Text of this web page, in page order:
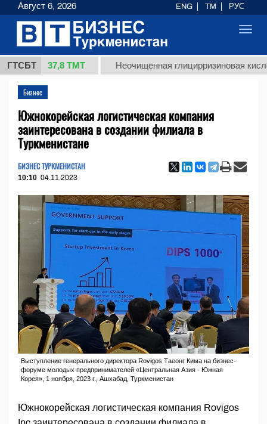
ГТСБТ
37,8 ТМТ Неочищенная глицирризиновая кислота
Бизнес
Южнокорейская логистическая компания
заинтересована в создании филиала в
Туркменистане
БИЗНЕС ТУРКМЕНИСТАН
10:10 04.11.2023
Выступление генерального директора Rovigos Таеонг Кима на бизнес-
форуме молодых предпринимателей «Центральная Азия - Южная
Корея», 1 ноября, 2023 г., Ашхабад, Туркменистан
Южнокорейская логистическая компания Rovigos
Август 6, 2026 ENG TM РУС